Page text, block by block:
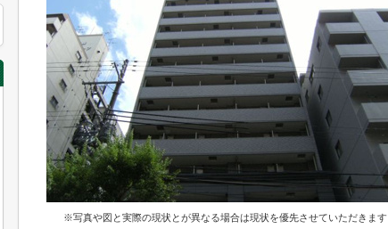
※写真や図と実際の現状とが異なる場合は現状を優先させていただきます